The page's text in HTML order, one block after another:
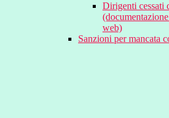
Dirigenti cessati
web)
Sanzioni per mancata